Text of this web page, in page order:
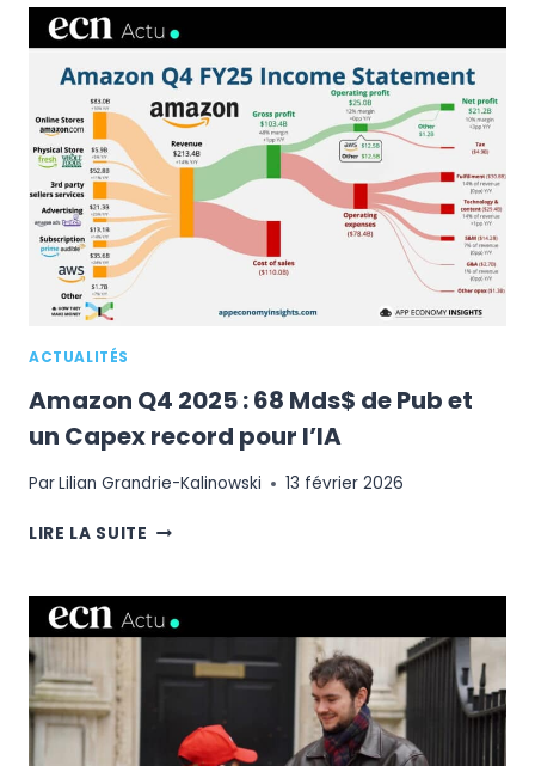
DEKRA
POUR
RENFORCER
LA
CONFORMITÉ
ET
LA
SÉCURITÉ
DES
PRODUITS
SUR
PLATEFORME
ACTUALITÉS
Amazon Q4 2025 : 68 Mds$ de Pub et
un Capex record pour l’IA
ParLilian Grandrie-Kalinowski 13 février 2026
LIRE LA SUITE AMAZON
:
68
MDS$
DE